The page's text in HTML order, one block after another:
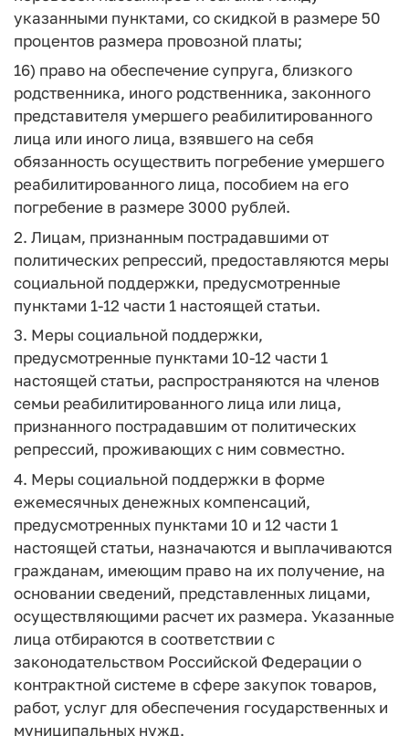
указанными пунктами, со скидкой в размере 50
процентов размера провозной платы;
16) право на обеспечение супруга, близкого
родственника, иного родственника, законного
представителя умершего реабилитированного
лица или иного лица, взявшего на себя
обязанность осуществить погребение умершего
реабилитированного лица, пособием на его
погребение в размере 3000 рублей.
2. Лицам, признанным пострадавшими от
политических репрессий, предоставляются меры
социальной поддержки, предусмотренные
пунктами 1-12 части 1 настоящей статьи.
3. Меры социальной поддержки,
предусмотренные пунктами 10-12 части 1
настоящей статьи, распространяются на членов
семьи реабилитированного лица или лица,
признанного пострадавшим от политических
репрессий, проживающих с ним совместно.
4. Меры социальной поддержки в форме
ежемесячных денежных компенсаций,
предусмотренных пунктами 10 и 12 части 1
настоящей статьи, назначаются и выплачиваются
гражданам, имеющим право на их получение, на
основании сведений, представленных лицами,
осуществляющими расчет их размера. Указанные
лица отбираются в соответствии с
законодательством Российской Федерации о
контрактной системе в сфере закупок товаров,
работ, услуг для обеспечения государственных и
муниципальных нужд.